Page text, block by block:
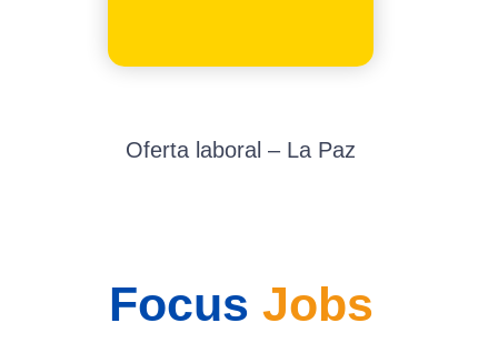
Oferta laboral – La Paz
Focus Jobs